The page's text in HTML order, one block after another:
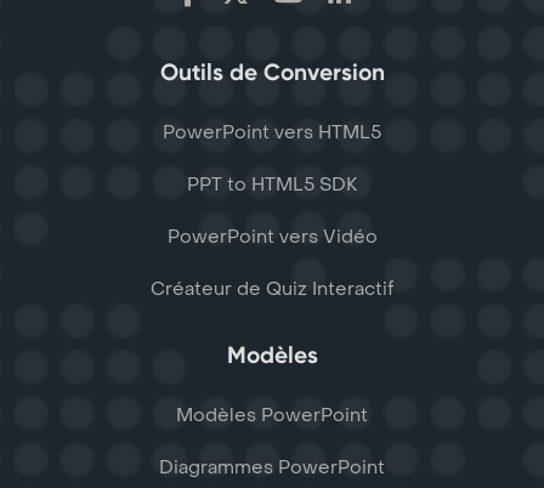
Outils de Conversion
PowerPoint vers HTML5
PPT to HTML5 SDK
PowerPoint vers Vidéo
Créateur de Quiz Interactif
Modèles
Modèles PowerPoint
Diagrammes PowerPoint